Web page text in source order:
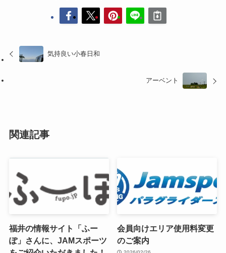
気持良い小春日和
アーベント
関連記事
福井の情報サイト「ふー
ぽ」さんに、JAMスポーツ
会員向けエリア使用料変更
のご案内